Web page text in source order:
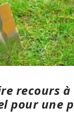
recours à
pour une